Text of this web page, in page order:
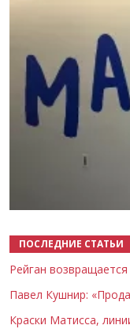
ПОСЛЕДНИЕ СТАТЬИ
Рейган возвращается
Павел Кушнир:
Краски Матисса,